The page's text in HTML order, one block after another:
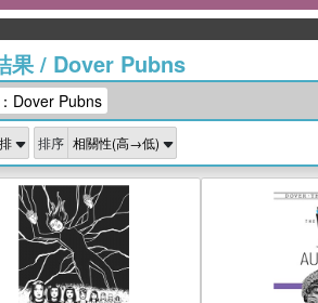
果/ Dover Pubns
Dover Pubns
排序